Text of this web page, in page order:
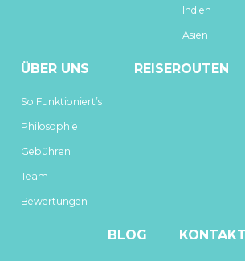
Indien
Asien
ÜBER UNS
So Funktioniert’s
Philosophie
Gebühren
Team
Bewertungen
REISEROUTEN
BLOG KONTAKT